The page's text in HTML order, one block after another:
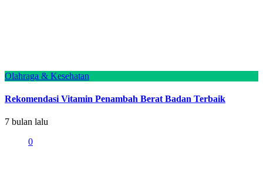
Olahraga & Kesehatan
Rekomendasi Vitamin Penambah Berat Badan Terbaik
7 bulan lalu
0